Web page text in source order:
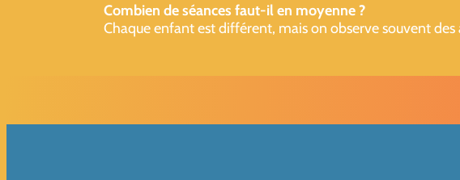
Combien de séances faut-il en moyenne ?
Chaque enfant est différent, mais on observe souvent des